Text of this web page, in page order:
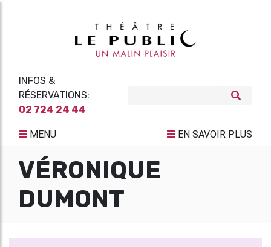
INFOS &
RÉSERVATIONS:
02 724 24 44
MENU EN SAVOIR PLUS
VÉRONIQUE
DUMONT